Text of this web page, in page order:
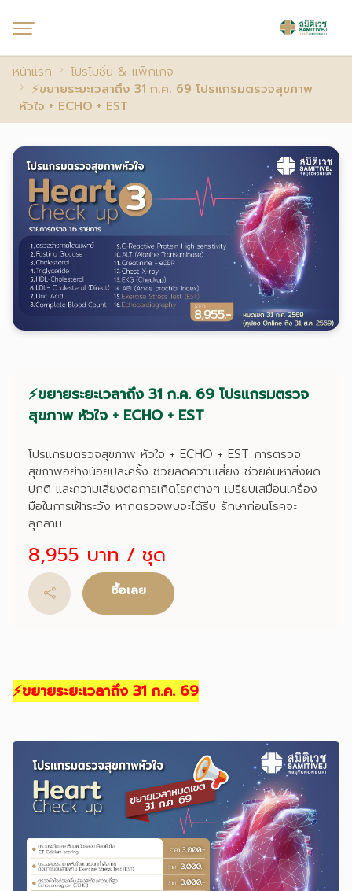
หน้าแรก
โปรโมชั่น & แพ็กเกจ
⚡ขยายระยะเวลาถึง 31 ก.ค. 69 โปรแกรมตรวจสุขภาพ
หัวใจ + ECHO + EST
⚡ขยายระยะเวลาถึง 31 ก.ค. 69 โปรแกรมตรวจ
สุขภาพ หัวใจ + ECHO + EST
โปรแกรมตรวจสุขภาพ หัวใจ + ECHO + EST การตรวจ
สุขภาพอย่างน้อยปีละครั้ง ช่วยลดความเสี่ยง ช่วยค้นหาสิ่งผิด
ปกติ และความเสี่ยงต่อการเกิดโรคต่างๆ เปรียบเสมือนเครื่อง
มือในการเฝ้าระวัง หากตรวจพบจะได้รีบ รักษาก่อนโรคจะ
ลุกลาม
8,955 บาท / ชุด
ซื้อเลย
⚡ขยายระยะเวลาถึง 31 ก.ค. 69